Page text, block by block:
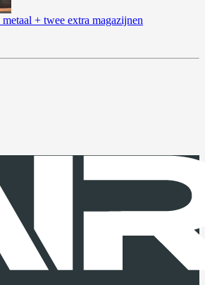
+ twee extra magazijnen